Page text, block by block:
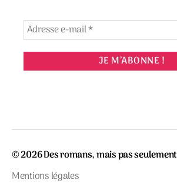
© 2026Des romans, mais pas seulement
Mentions légales